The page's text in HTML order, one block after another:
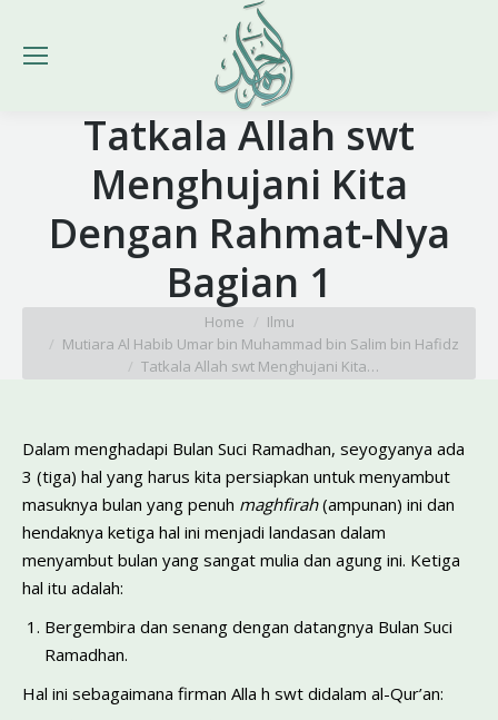
Tatkala Allah swt
Menghujani Kita
Dengan Rahmat-Nya
Bagian 1
Home
Ilmu
Mutiara Al Habib Umar bin Muhammad bin Salim bin Hafidz
Tatkala Allah swt Menghujani Kita…
Dalam menghadapi Bulan Suci Ramadhan, seyogyanya ada
3 (tiga) hal yang harus kita persiapkan untuk menyambut
masuknya bulan yang penuh maghfirah(ampunan) ini dan
hendaknya ketiga hal ini menjadi landasan dalam
menyambut bulan yang sangat mulia dan agung ini. Ketiga
hal itu adalah:
Bergembira dan senang dengan datangnya Bulan Suci
Ramadhan.
Hal ini sebagaimana firman Alla h swt didalam al-Qur’an: